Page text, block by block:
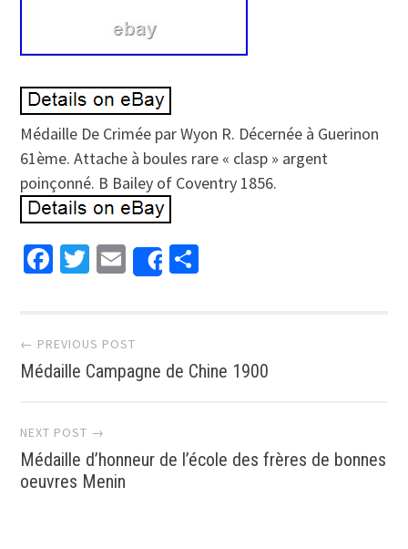
Médaille De Crimée par Wyon R. Décernée à Guerinon
61ème. Attache à boules rare « clasp » argent
poinçonné. B Bailey of Coventry 1856.
Facebook
Twitter
EmailShare
Post navigation
← PREVIOUS POST
Médaille Campagne de Chine 1900
NEXT POST →
Médaille d’honneur de l’école des frères de bonnes
oeuvres Menin